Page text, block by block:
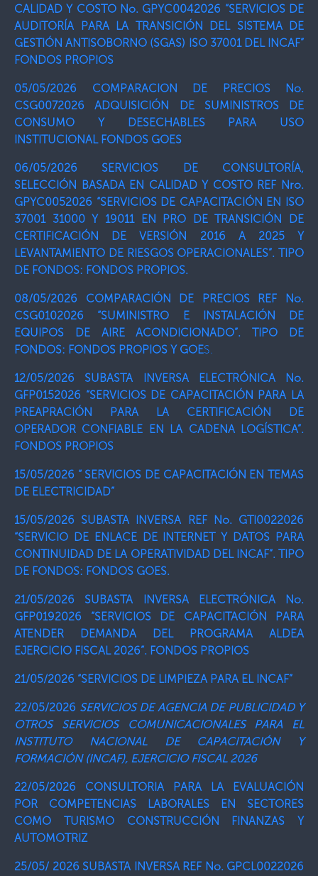
CALIDAD Y COSTO No. GPYC0042026 “SERVICIOS DE
AUDITORÍA PARA LA TRANSICIÓN DEL SISTEMA DE
GESTIÓN ANTISOBORNO (SGAS) ISO 37001 DEL INCAF”
FONDOS PROPIOS
05/05/2026 COMPARACION DE PRECIOS No.
CSG0072026 ADQUISICIÓN DE SUMINISTROS DE
CONSUMO Y DESECHABLES PARA USO
INSTITUCIONAL FONDOS GOES
06/05/2026 SERVICIOS DE CONSULTORÍA,
SELECCIÓN BASADA EN CALIDAD Y COSTO REF Nro.
GPYC0052026 “SERVICIOS DE CAPACITACIÓN EN ISO
37001 31000 Y 19011 EN PRO DE TRANSICIÓN DE
CERTIFICACIÓN DE VERSIÓN 2016 A 2025 Y
LEVANTAMIENTO DE RIESGOS OPERACIONALES”. TIPO
DE FONDOS: FONDOS PROPIOS.
08/05/2026 COMPARACIÓN DE PRECIOS REF No.
CSG0102026 “SUMINISTRO E INSTALACIÓN DE
EQUIPOS DE AIRE ACONDICIONADO”. TIPO DE
FONDOS: FONDOS PROPIOS Y GOES.
12/05/2026 SUBASTA INVERSA ELECTRÓNICA No.
GFP0152026 “SERVICIOS DE CAPACITACIÓN PARA LA
PREAPRACIÓN PARA LA CERTIFICACIÓN DE
OPERADOR CONFIABLE EN LA CADENA LOGÍSTICA”.
FONDOS PROPIOS
15/05/2026 “ SERVICIOS DE CAPACITACIÓN EN TEMAS
DE ELECTRICIDAD”
15/05/2026 SUBASTA INVERSA REF No. GTI0022026
“SERVICIO DE ENLACE DE INTERNET Y DATOS PARA
CONTINUIDAD DE LA OPERATIVIDAD DEL INCAF”. TIPO
DE FONDOS: FONDOS GOES.
21/05/2026 SUBASTA INVERSA ELECTRÓNICA No.
GFP0192026 “SERVICIOS DE CAPACITACIÓN PARA
ATENDER DEMANDA DEL PROGRAMA ALDEA
EJERCICIO FISCAL 2026”. FONDOS PROPIOS
21/05/2026 “SERVICIOS DE LIMPIEZA PARA EL INCAF”
22/05/2026 SERVICIOS DE AGENCIA DE PUBLICIDAD Y
OTROS SERVICIOS COMUNICACIONALES PARA EL
INSTITUTO NACIONAL DE CAPACITACIÓN Y
FORMACIÓN (INCAF), EJERCICIO FISCAL 2026
22/05/2026 CONSULTORIA PARA LA EVALUACIÓN
POR COMPETENCIAS LABORALES EN SECTORES
COMO TURISMO CONSTRUCCIÓN FINANZAS Y
AUTOMOTRIZ
25/05/ 2026 SUBASTA INVERSA REF No. GPCL0022026